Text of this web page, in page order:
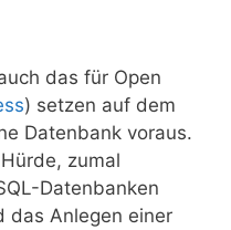
das für Open
) setzen auf dem
Datenbank voraus.
zumal
Datenbanken
das Anlegen einer